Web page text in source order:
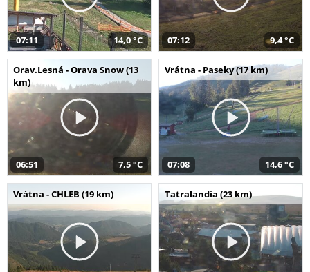
07:11 14,0 °C 07:12 9,4 °C
Orav.Lesná - Orava Snow (13
km)
06:51 7,5 °C
Vrátna - Paseky (17 km)
07:08 14,6 °C
Vrátna - CHLEB (19 km) Tatralandia (23 km)